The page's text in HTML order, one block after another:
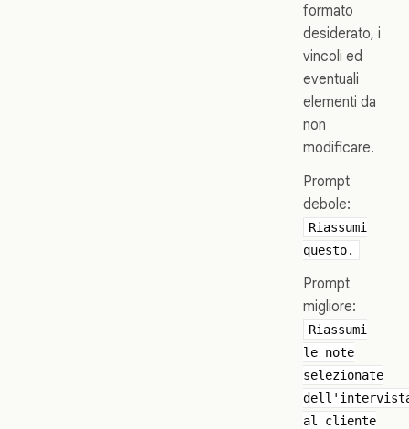
formato
desiderato, i
vincoli ed
eventuali
elementi da
non
modificare.
Prompt
debole:
Riassumi
questo.
Prompt
migliore:
Riassumi
le note
selezionate
al cliente